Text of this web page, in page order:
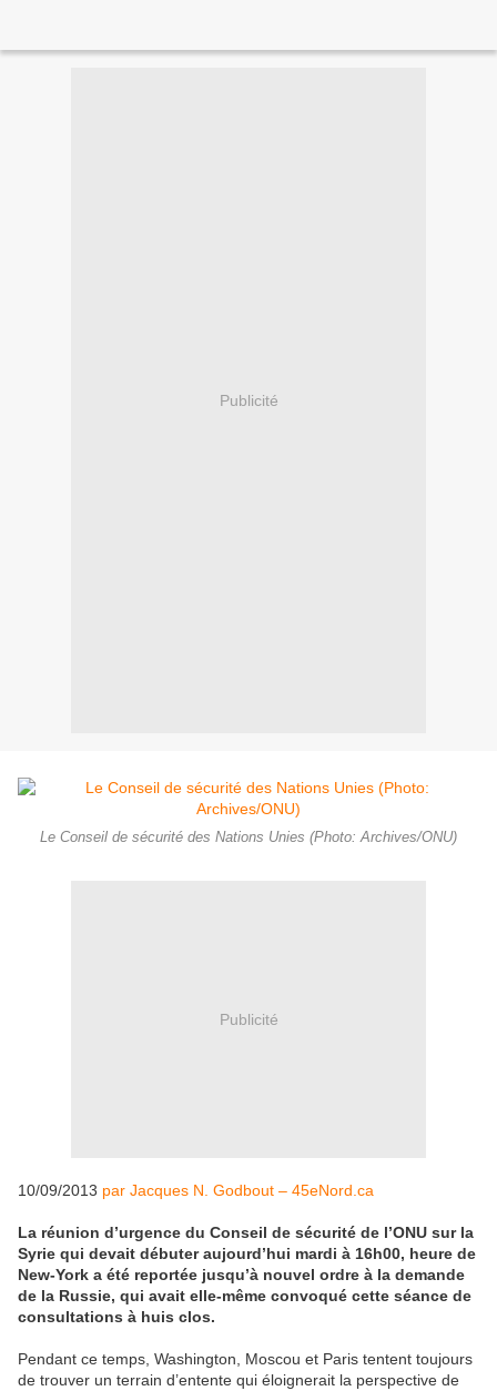
Publicité
Le Conseil de sécurité des Nations Unies (Photo: Archives/ONU)
Publicité
10/09/2013 par Jacques N. Godbout – 45eNord.ca
La réunion d’urgence du Conseil de sécurité de l’ONU sur la
Syrie qui devait débuter aujourd’hui mardi à 16h00, heure de
New-York a été reportée jusqu’à nouvel ordre à la demande
de la Russie, qui avait elle-même convoqué cette séance de
consultations à huis clos.
Pendant ce temps, Washington, Moscou et Paris tentent toujours
de trouver un terrain d’entente qui éloignerait la perspective de